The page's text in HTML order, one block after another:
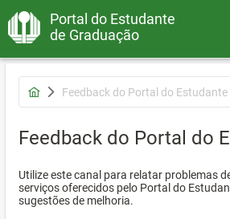
Portal do Estudante
de Graduação
Feedback do Portal do Estudante
Feedback do Portal do
Utilize este canal para relatar problemas
serviços oferecidos pelo Portal do
sugestões de melhoria.